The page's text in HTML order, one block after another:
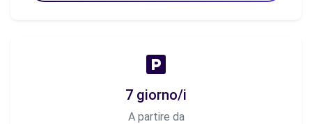
7 giorno/i
A partire da